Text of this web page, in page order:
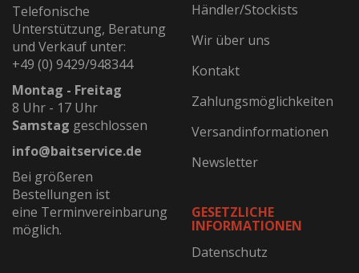
Telefonische
Unterstützung, Beratung
und Verkauf unter:
+49 (0) 9429/948344
Montag - Freitag
8 Uhr - 17 Uhr
Samstag geschlossen
info@baitservice.de
Bei größeren
Bestellungen ist
eine Terminvereinbarung
möglich.
Händler/Stockists
Wir über uns
Kontakt
Zahlungsmöglichkeiten
Versandinformationen
Newsletter
GESETZLICHE
INFORMATIONEN
Datenschutz